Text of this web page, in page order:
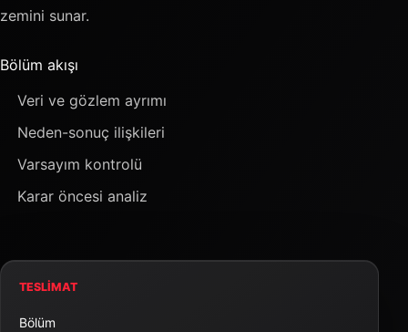
zemini sunar.
Bölüm akışı
Veri ve gözlem ayrımı
Neden-sonuç ilişkileri
Varsayım kontrolü
Karar öncesi analiz
TESLIMAT
Bölüm